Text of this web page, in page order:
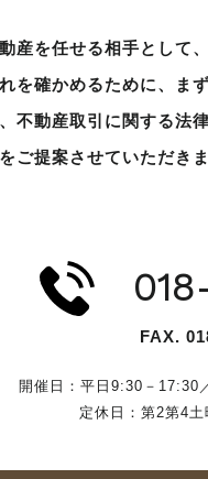
産を任せる相手として、
を確かめるために、 ま
不動産取引に関する法
ご提案させていただきま
FAX.
開催日：平日9:30－17:30
定休日：第2第4